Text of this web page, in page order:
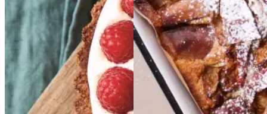
Gem opskrift
Dessert
Gem opskrift
Dessert
Dansk mad